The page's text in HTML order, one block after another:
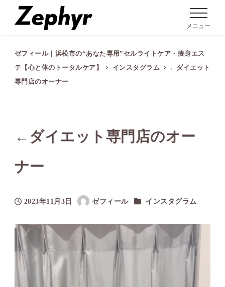
メニュー
ゼフィール｜浜松市の“あなた専用”セルライトケア・痩身エス
テ【心と体のトータルケア】
インスタグラム
←ダイエット
専門店のオーナー
←ダイエット専門店のオー
ナー
2023年11月3日
著
者
ゼフィール カテゴリー
インスタグラム